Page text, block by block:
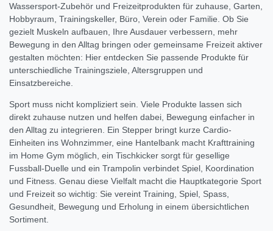
Wassersport-Zubehör und Freizeitprodukten für zuhause, Garten,
Hobbyraum, Trainingskeller, Büro, Verein oder Familie. Ob Sie
gezielt Muskeln aufbauen, Ihre Ausdauer verbessern, mehr
Bewegung in den Alltag bringen oder gemeinsame Freizeit aktiver
gestalten möchten: Hier entdecken Sie passende Produkte für
unterschiedliche Trainingsziele, Altersgruppen und
Einsatzbereiche.
Sport muss nicht kompliziert sein. Viele Produkte lassen sich
direkt zuhause nutzen und helfen dabei, Bewegung einfacher in
den Alltag zu integrieren. Ein Stepper bringt kurze Cardio-
Einheiten ins Wohnzimmer, eine Hantelbank macht Krafttraining
im Home Gym möglich, ein Tischkicker sorgt für gesellige
Fussball-Duelle und ein Trampolin verbindet Spiel, Koordination
und Fitness. Genau diese Vielfalt macht die Hauptkategorie Sport
und Freizeit so wichtig: Sie vereint Training, Spiel, Spass,
Gesundheit, Bewegung und Erholung in einem übersichtlichen
Sortiment.